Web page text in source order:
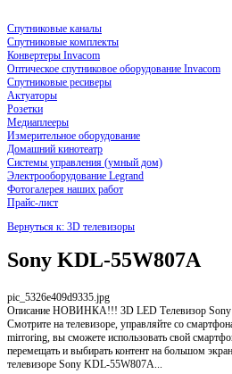
Спутниковые каналы
Спутниковые комплекты
Конвертеры Invacom
Оптическое спутниковое оборудование Invacom
Спутниковые ресиверы
Актуаторы
Розетки
Медиаплееры
Измерительное оборудование
Домашний кинотеатр
Системы управления (умный дом)
Электрооборудование Legrand
Фотогалерея наших работ
Прайс-лист
Вернуться к: 3D телевизоры
Sony KDL-55W807A
pic_5326e409d9335.jpg
Описание НОВИНКА!!! 3D LED Телевизор Sony
Смотрите на телевизоре, управляйте со
mirroring, вы сможете использовать свой
перемещать и выбирать контент на большом
телевизоре Sony KDL-55W807A...